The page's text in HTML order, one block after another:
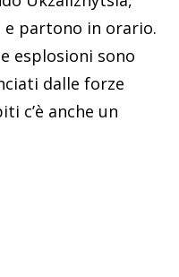
partono in orario.
esplosioni sono
dalle forze
c’è anche un